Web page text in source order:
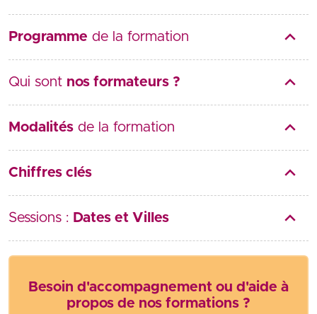
Programme de la formation
Qui sont nos formateurs ?
Modalités de la formation
Chiffres clés
Sessions : Dates et Villes
Besoin d'accompagnement ou d'aide à
propos de nos formations ?